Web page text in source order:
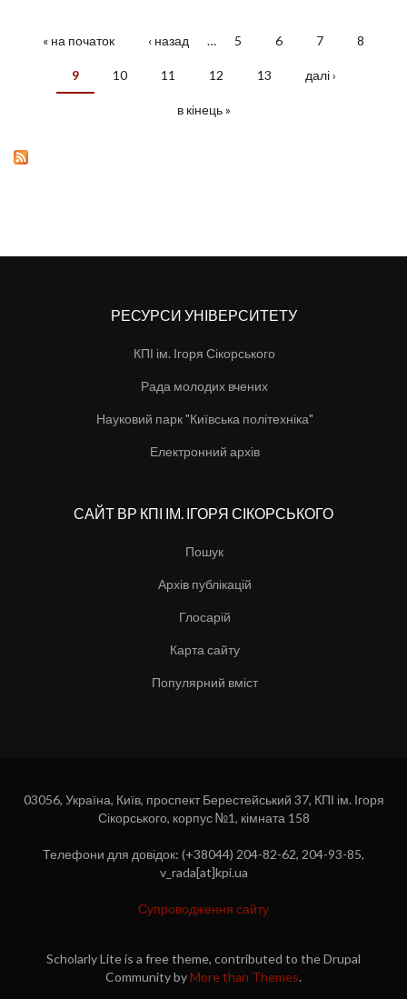
« на початок ‹ назад … 5 6 7 8
9 10 11 12 13 далі ›
в кінець »
РЕСУРСИ УНІВЕРСИТЕТУ
КПІ ім. Ігоря Сікорського
Рада молодих вчених
Науковий парк "Київська політехніка"
Електронний архів
САЙТ ВР КПІ ІМ. ІГОРЯ СІКОРСЬКОГО
Пошук
Архів публікацій
Глосарій
Карта сайту
Популярний вміст
03056, Україна, Київ, проспект Берестейський 37, КПІ ім. Ігоря
Сікорського, корпус №1, кімната 158
Телефони для довідок: (+38044) 204-82-62, 204-93-85,
v_rada[at]kpi.ua
Супроводження сайту
Scholarly Lite is a free theme, contributed to the Drupal
Community byMore than Themes.